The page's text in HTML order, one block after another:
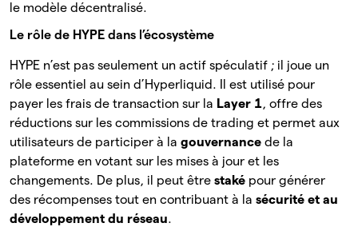
le modèle décentralisé.
Le rôle de HYPE dans l’écosystème
HYPE n’est pas seulement un actif spéculatif ; il joue un
rôle essentiel au sein d’Hyperliquid. Il est utilisé pour
payer les frais de transaction sur la Layer 1, offre des
réductions sur les commissions de trading et permet aux
utilisateurs de participer à la gouvernance de la
plateforme en votant sur les mises à jour et les
changements. De plus, il peut être staké pour générer
des récompenses tout en contribuant à la sécurité et au
développement du réseau.